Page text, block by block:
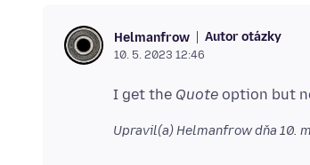
Helmanfrow Autor otázky
10. 5. 2023 12:46
I get the Quote option but
Upravil(a) Helmanfrow dňa 10.